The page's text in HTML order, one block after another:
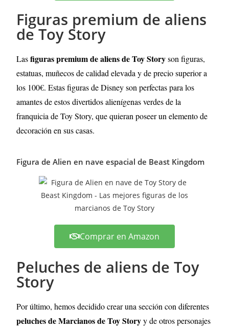
Figuras premium de aliens
de Toy Story
Lasfiguras premium de aliens de Toy Storyson figuras,
estatuas, muñecos de calidad elevada y de precio superior a
los 100€. Estas figuras de Disney son perfectas para los
amantes de estos divertidos alienígenas verdes de la
franquicia de Toy Story, que quieran poseer un elemento de
decoración en sus casas.
Figura de Alien en nave espacial de Beast Kingdom
Comprar en Amazon
Peluches de aliens de Toy
Story
Por último, hemos decidido crear una sección con diferentes
peluches de Marcianos de Toy Storyy de otros personajes